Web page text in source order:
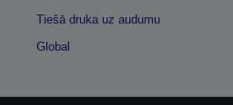
Tiešā druka uz audumu
Global